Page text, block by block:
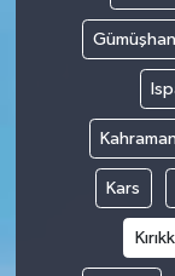
Kars